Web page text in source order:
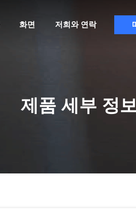
화면 저희와 연락
제품 세부 정